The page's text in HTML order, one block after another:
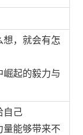
想，就会有怎
崛起的毅力与
自己
量能够带来不